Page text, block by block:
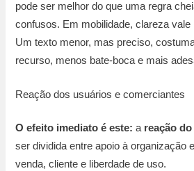
pode ser melhor do que uma regra
confusos. Em mobilidade, clareza vale
Um texto menor, mas preciso,
recurso, menos bate-boca e mais
Reação dos usuários e comerciantes
O efeito imediato é este: a reação
ser dividida entre apoio à organização
venda, cliente e liberdade de uso.